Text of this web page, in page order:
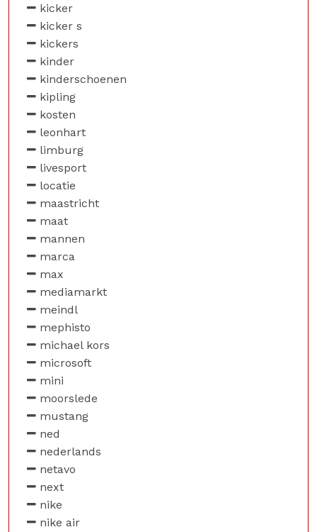
kicker
kicker s
kickers
kinder
kinderschoenen
kipling
kosten
leonhart
limburg
livesport
locatie
maastricht
maat
mannen
marca
max
mediamarkt
meindl
mephisto
michael kors
microsoft
mini
moorslede
mustang
ned
nederlands
netavo
next
nike
nike air